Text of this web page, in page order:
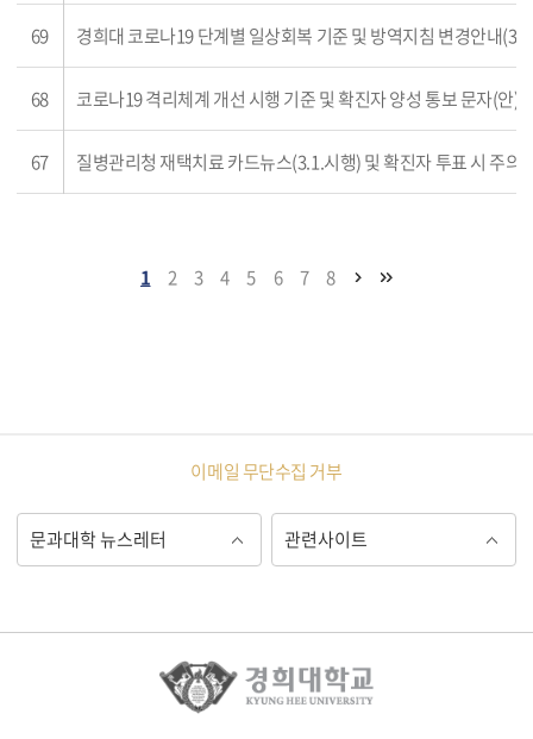
69 경희대 코로나19 단계별 일상회복 기준 및 방역지침 변경안내(3
68 코로나19 격리체계 개선 시행 기준 및 확진자 양성 통보 문자(안)
67 질병관리청 재택치료 카드뉴스(3.1.시행) 및 확진자 투표 시 주의
1 2 3 4 5 6 7 8
이메일 무단수집 거부